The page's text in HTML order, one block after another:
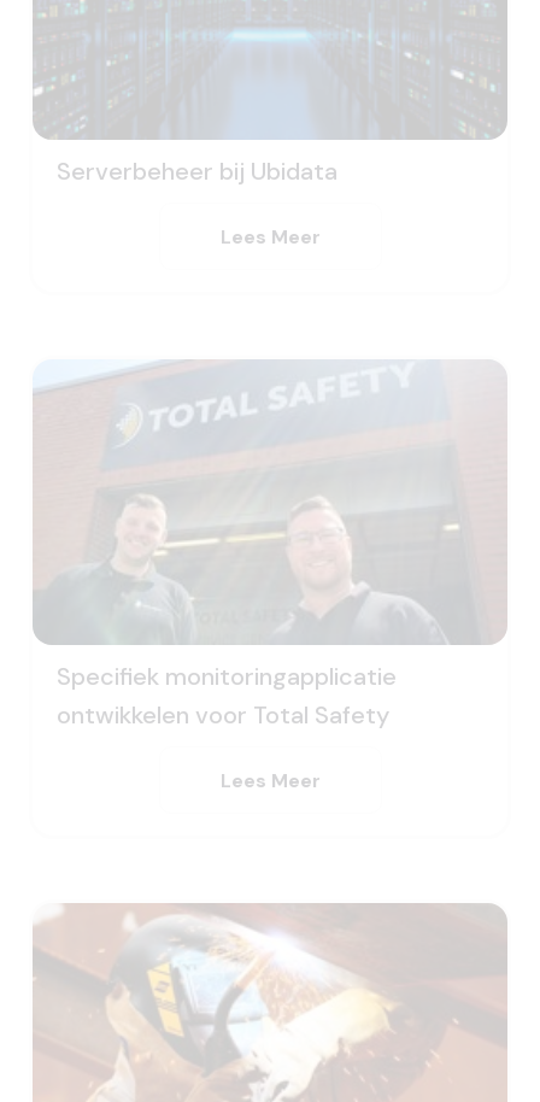
Serverbeheer bij Ubidata
Lees Meer
Specifiek monitoringapplicatie
ontwikkelen voor Total Safety
Lees Meer